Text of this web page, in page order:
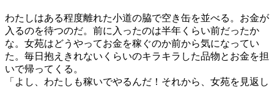
わたしはある程度離れた小道の脇で空き缶を並べる。お金が
入るのを待つのだ。前に入ったのは半年くらい前だったか
な。女苑はどうやってお金を稼ぐのか前から気になってい
た。毎日抱えきれないくらいのキラキラした品物とお金を担
いで帰ってくる。
「よし、わたしも稼いでやるんだ！それから、女苑を見返し